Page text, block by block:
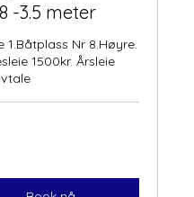
-3.5 meter
1.Båtplass Nr 8.Høyre.
1500kr. Årsleie